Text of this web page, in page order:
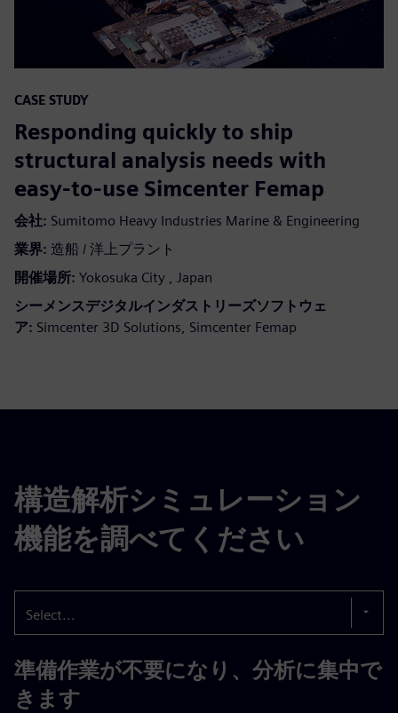
CASE STUDY
Responding quickly to ship
structural analysis needs with
easy-to-use Simcenter Femap
会社: Sumitomo Heavy Industries Marine & Engineering
業界: 造船 / 洋上プラント
開催場所: Yokosuka City , Japan
シーメンスデジタルインダストリーズソフトウェ
ア: Simcenter 3D Solutions, Simcenter Femap
構造解析シミュレーション
機能を調べてください
Select...
準備作業が不要になり、分析に集中で
きます